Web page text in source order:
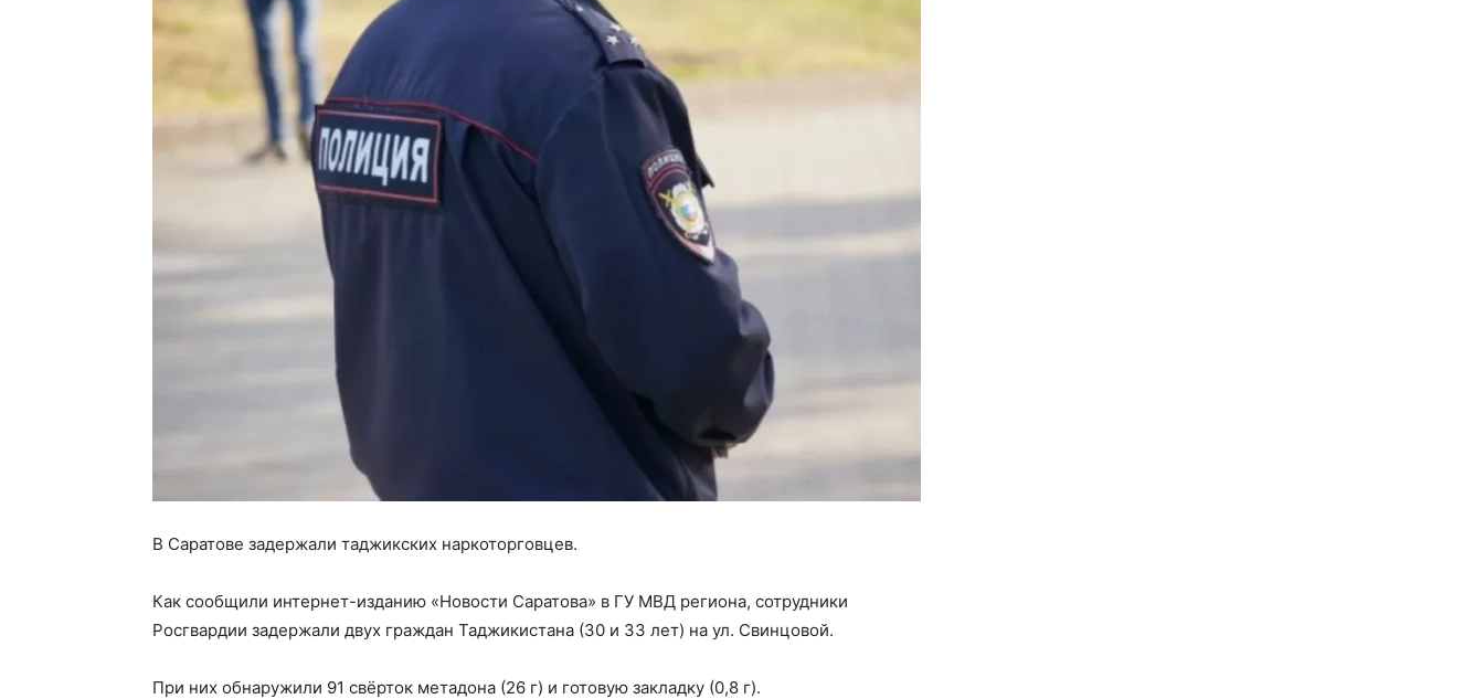
В Саратове задержали таджикских наркоторговцев.
Как сообщили интернет-изданию «Новости Саратова» в ГУ МВД региона, сотрудники
Росгвардии задержали двух граждан Таджикистана (30 и 33 лет) на ул. Свинцовой.
При них обнаружили 91 свёрток метадона (26 г) и готовую закладку (0,8 г).